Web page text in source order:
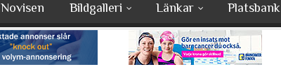
Novisen Bildgalleri Länkar Platsbank